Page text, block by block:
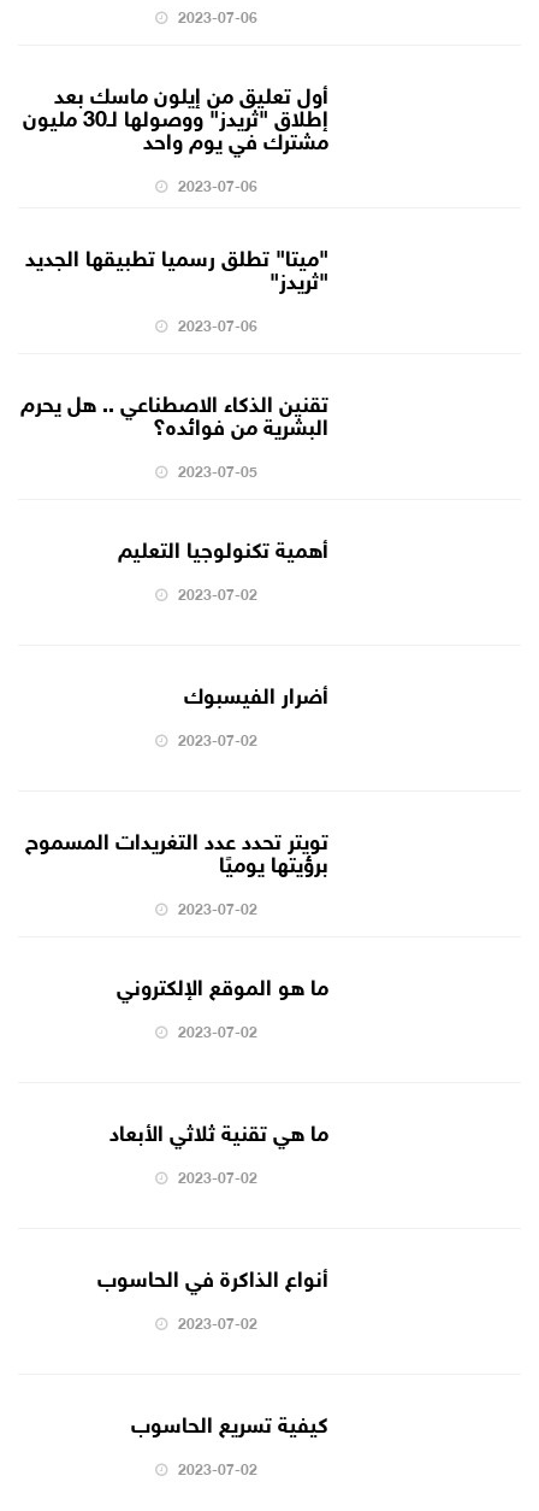
2023-07-06
أول تعليق من إيلون ماسك بعد
إطلاق "ثريدز" ووصولها لـ30 مليون
مشترك في يوم واحد
2023-07-06
"ميتا" تطلق رسميا تطبيقها الجديد
"ثريدز"
2023-07-06
تقنين الذكاء الاصطناعي .. هل يحرم
البشرية من فوائده؟
2023-07-05
أهمية تكنولوجيا التعليم
2023-07-02
أضرار الفيسبوك
2023-07-02
تويتر تحدد عدد التغريدات المسموح
برؤيتها يوميًا
2023-07-02
ما هو الموقع الإلكتروني
2023-07-02
ما هي تقنية ثلاثي الأبعاد
2023-07-02
أنواع الذاكرة في الحاسوب
2023-07-02
كيفية تسريع الحاسوب
2023-07-02